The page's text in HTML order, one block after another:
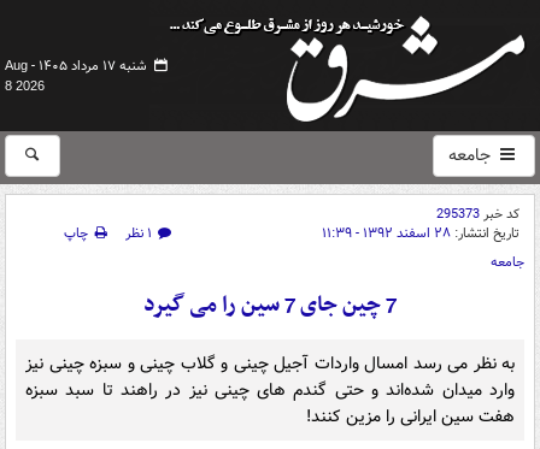
شنبه ۱۷ مرداد ۱۴۰۵ -
Aug
8 2026
جامعه
کد خبر295373
تاریخ انتشار: ۲۸ اسفند ۱۳۹۲ - ۱۱:۳۹ ۱ نظر
چاپ
جامعه
7 چین جای 7 سین را می گیرد
به نظر می رسد امسال وارد‌ات آجیل چینی و گلاب چینی و سبزه چینی نیز
وارد‌ مید‌ان شد‌ه‌اند‌ و حتی گندم های چینی نیز در راهند تا سبد سبزه
هفت سین ایرانی را مزین کنند!